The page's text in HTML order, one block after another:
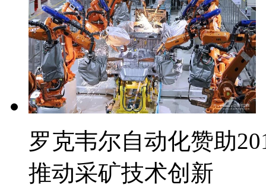
罗克韦尔自动化赞助
推动采矿技术创新